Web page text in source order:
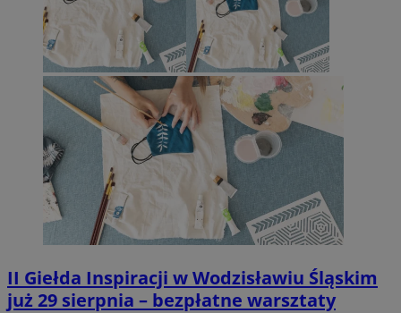
II Giełda Inspiracji w Wodzisławiu Śląskim
już 29 sierpnia – bezpłatne warsztaty